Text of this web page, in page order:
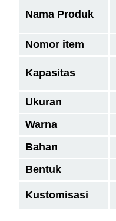
Nama Produk
Nomor item
Kapasitas
Ukuran
Warna
Bahan
Bentuk
Kustomisasi